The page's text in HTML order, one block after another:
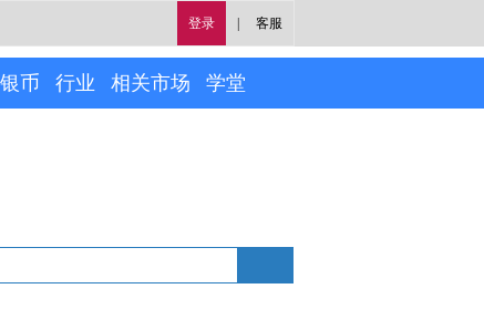
登录 客服
币 行业 相关市场 学堂